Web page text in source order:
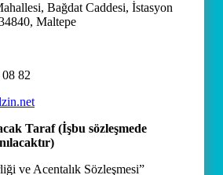
Bağdat Caddesi, İstasyon
Maltepe
82
Taraf (İşbu sözleşmede
ve Acentalık Sözleşmesi”